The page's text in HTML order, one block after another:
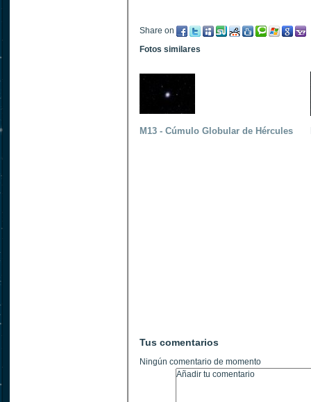
Share on
Fotos similares
M13 - Cúmulo Globular de Hércules
Tus comentarios
Ningún comentario de momento